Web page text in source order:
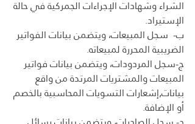
الشراء وشهادات الإجراءات الجمركية في حالة
الإستيراد.
ب-  سجل المبيعات، ويتضمن بيانات الفواتير
الضريبية المحررة لمبيعاته.
ج-سجل المردودات، ويتضمن بيانات فواتير
المبيعات والمشتريات المرتدة من واقع
بيانات,إشعارات التسويات المحاسبية بالخصم
أو الإضافة.